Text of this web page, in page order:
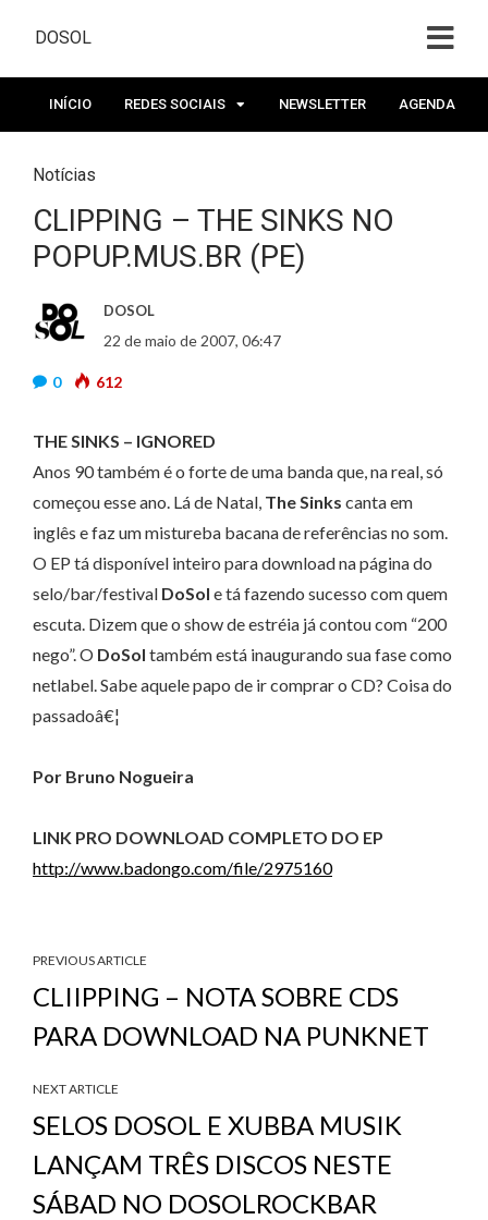
DOSOL
INÍCIO REDES SOCIAIS NEWSLETTER AGENDA
Notícias
CLIPPING – THE SINKS NO
POPUP.MUS.BR (PE)
DOSOL
22 de maio de 2007, 06:47
0 612
THE SINKS – IGNORED
Anos 90 também é o forte de uma banda que, na real, só
começou esse ano. Lá de Natal, The Sinks canta em
inglês e faz um mistureba bacana de referências no som.
O EP tá disponível inteiro para download na página do
selo/bar/festival DoSol e tá fazendo sucesso com quem
escuta. Dizem que o show de estréia já contou com “200
nego”. O DoSol também está inaugurando sua fase como
netlabel. Sabe aquele papo de ir comprar o CD? Coisa do
passadoâ€¦
Por Bruno Nogueira
LINK PRO DOWNLOAD COMPLETO DO EP
http://www.badongo.com/file/2975160
PREVIOUS ARTICLE
CLIIPPING – NOTA SOBRE CDS
PARA DOWNLOAD NA PUNKNET
NEXT ARTICLE
SELOS DOSOL E XUBBA MUSIK
LANÇAM TRÊS DISCOS NESTE
SÁBAD NO DOSOLROCKBAR